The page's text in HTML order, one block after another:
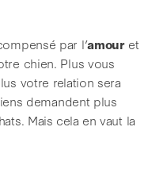
par l’amouret
chien. Plus vous
votre relation sera
demandent plus
Mais cela en vaut la